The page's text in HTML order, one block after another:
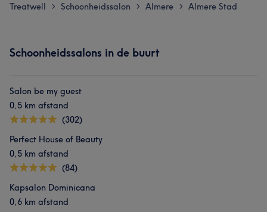
Treatwell > Schoonheidssalon > Almere > Almere Stad
Schoonheidssalons in de buurt
Salon be my guest
0,5 km afstand
(302)
Perfect House of Beauty
0,5 km afstand
(84)
Kapsalon Dominicana
0,6 km afstand